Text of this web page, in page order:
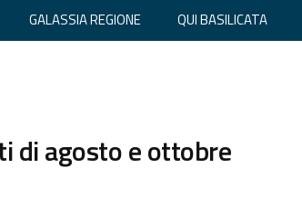
GALASSIA REGIONE QUI BASILICATA
di agosto e ottobre